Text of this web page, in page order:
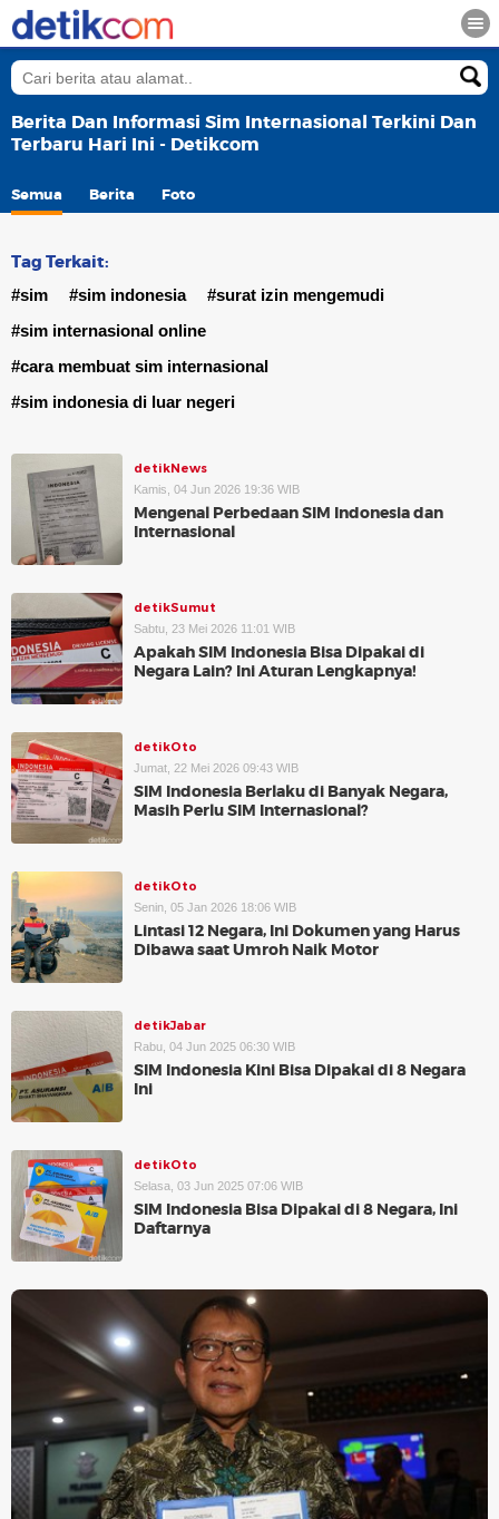
Berita Dan Informasi Sim Internasional Terkini Dan
Terbaru Hari Ini - Detikcom
Semua Berita Foto
Tag Terkait:
#sim #sim indonesia
#surat izin mengemudi
#sim internasional online
#cara membuat sim internasional
#sim indonesia di luar negeri
detikNews
Kamis, 04 Jun 2026 19:36 WIB
Mengenal Perbedaan SIM Indonesia dan
Internasional
detikSumut
Sabtu, 23 Mei 2026 11:01 WIB
Apakah SIM Indonesia Bisa Dipakai di
Negara Lain? Ini Aturan Lengkapnya!
detikOto
Jumat, 22 Mei 2026 09:43 WIB
SIM Indonesia Berlaku di Banyak Negara,
Masih Perlu SIM Internasional?
detikOto
Senin, 05 Jan 2026 18:06 WIB
Lintasi 12 Negara, Ini Dokumen yang Harus
Dibawa saat Umroh Naik Motor
detikJabar
Rabu, 04 Jun 2025 06:30 WIB
SIM Indonesia Kini Bisa Dipakai di 8 Negara
Ini
detikOto
Selasa, 03 Jun 2025 07:06 WIB
SIM Indonesia Bisa Dipakai di 8 Negara, Ini
Daftarnya